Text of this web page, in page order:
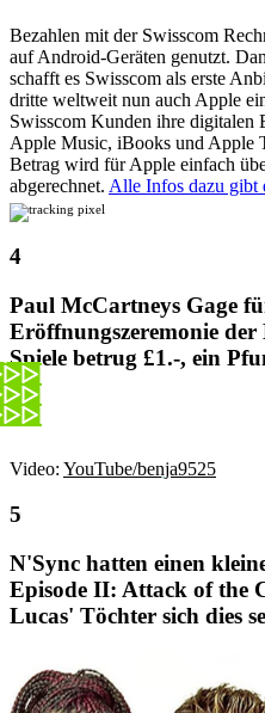
Bezahlen mit der Swisscom
auf Android-Geräten genutzt.
schafft es Swisscom als erste
dritte weltweit nun auch Apple
Swisscom Kunden ihre digitalen
Apple Music, iBooks und Apple
Betrag wird für Apple einfach
abgerechnet. Alle Infos dazu gibt
Paul McCartneys Gage
Eröffnungszeremonie
Spiele betrug £1.-, ein
Video: YouTube/benja9525
N'Sync hatten einen
Episode II: Attack of the
Lucas' Töchter sich dies